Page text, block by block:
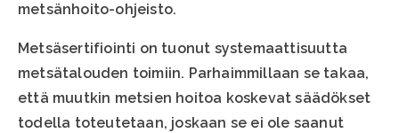
metsänhoito-ohjeisto.
Metsäsertifiointi on tuonut systemaattisuutta
metsätalouden toimiin. Parhaimmillaan se takaa,
että muutkin metsien hoitoa koskevat säädökset
todella toteutetaan, joskaan se ei ole saanut